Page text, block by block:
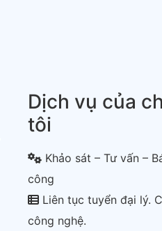
Dịch vụ của
tôi
Khảo sát – Tư vấn –
công
Liên tục tuyển đại lý.
công nghệ.